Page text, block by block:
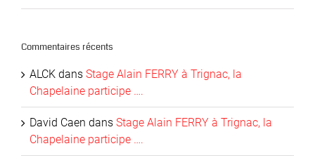
Commentaires récents
ALCK dans Stage Alain FERRY à Trignac, la
Chapelaine participe ….
David Caen dans Stage Alain FERRY à Trignac, la
Chapelaine participe ….